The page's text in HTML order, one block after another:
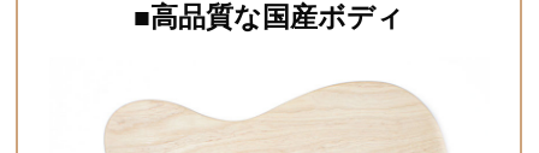
■高品質な国産ボディ